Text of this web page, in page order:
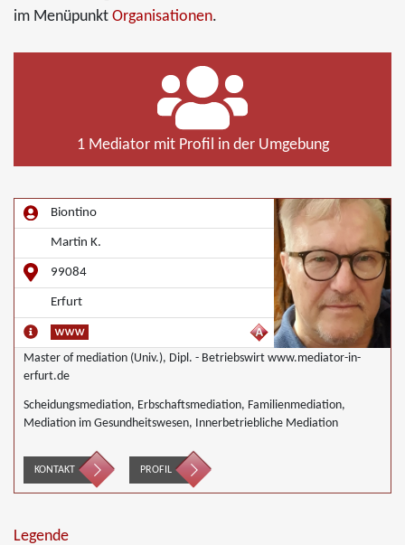
im Menüpunkt Organisationen.
1 Mediator mit Profil in der Umgebung
Biontino
Martin K.
99084
Erfurt
Master of mediation (Univ.), Dipl. - Betriebswirt www.mediator-in-
erfurt.de
Scheidungsmediation, Erbschaftsmediation, Familienmediation,
Mediation im Gesundheitswesen, Innerbetriebliche Mediation
KONTAKT PROFIL
Legende